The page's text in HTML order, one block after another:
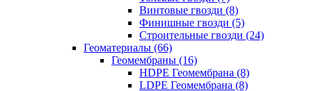
Винтовые гвозди (8)
Финишные гвозди (5)
Строительные гвозди (24)
Геоматериалы (66)
Геомембраны (16)
HDPE Геомембрана (8)
LDPE Геомембрана (8)